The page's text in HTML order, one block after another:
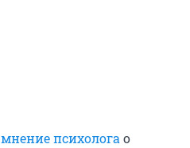
мнение психологао